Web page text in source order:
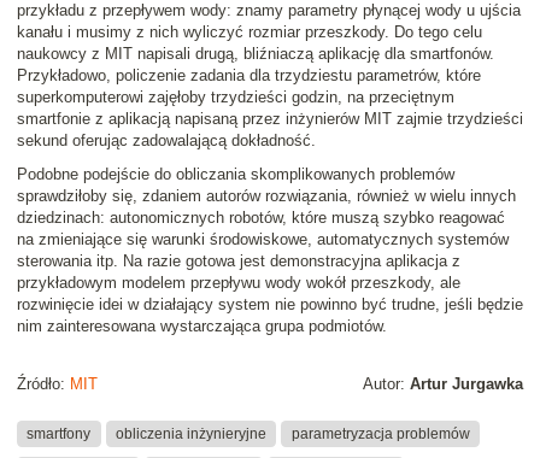
przykładu z przepływem wody: znamy parametry płynącej wody u ujścia
kanału i musimy z nich wyliczyć rozmiar przeszkody. Do tego celu
naukowcy z MIT napisali drugą, bliźniaczą aplikację dla smartfonów.
Przykładowo, policzenie zadania dla trzydziestu parametrów, które
superkomputerowi zajęłoby trzydzieści godzin, na przeciętnym
smartfonie z aplikacją napisaną przez inżynierów MIT zajmie trzydzieści
sekund oferując zadowalającą dokładność.
Podobne podejście do obliczania skomplikowanych problemów
sprawdziłoby się, zdaniem autorów rozwiązania, również w wielu innych
dziedzinach: autonomicznych robotów, które muszą szybko reagować
na zmieniające się warunki środowiskowe, automatycznych systemów
sterowania itp. Na razie gotowa jest demonstracyjna aplikacja z
przykładowym modelem przepływu wody wokół przeszkody, ale
rozwinięcie idei w działający system nie powinno być trudne, jeśli będzie
nim zainteresowana wystarczająca grupa podmiotów.
Autor: Artur Jurgawka
Źródło: MIT
smartfony obliczenia inżynieryjne parametryzacja problemów